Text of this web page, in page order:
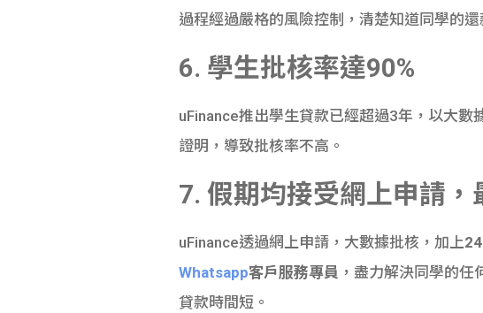
過程經過嚴格的風險控制，清楚知道同學的還
6. 學生批核率達90%
uFinance推出學生貸款已經超過3年，以大數
證明，導致批核率不高。
7. 假期均接受網上申請，
uFinance透過網上申請，大數據批核，加上24
Whatsapp客戶服務專員 ，盡力解決同學的任
貸款時間短。